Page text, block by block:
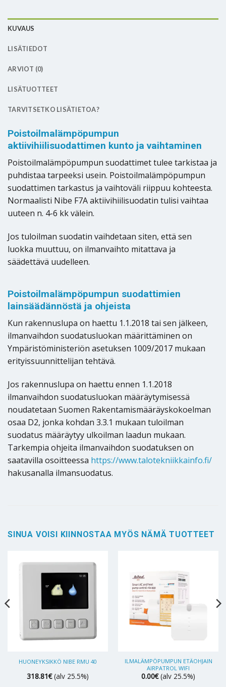
KUVAUS
LISÄTIEDOT
ARVIOT (0)
LISÄTUOTTEET
TARVITSETKO LISÄTIETOA?
Poistoilmalämpöpumpun
aktiivihiilisuodattimen kunto ja vaihtaminen
Poistoilmalämpöpumpun suodattimet tulee tarkistaa ja
puhdistaa tarpeeksi usein. Poistoilmalämpöpumpun
suodattimen tarkastus ja vaihtoväli riippuu kohteesta.
Normaalisti Nibe F7A aktiivihiilisuodatin tulisi vaihtaa
uuteen n. 4-6 kk välein.
Jos tuloilman suodatin vaihdetaan siten, että sen
luokka muuttuu, on ilmanvaihto mitattava ja
säädettävä uudelleen.
Poistoilmalämpöpumpun suodattimien
lainsäädännöstä ja ohjeista
Kun rakennuslupa on haettu 1.1.2018 tai sen jälkeen,
ilmanvaihdon suodatusluokan määrittäminen on
Ympäristöministeriön asetuksen 1009/2017 mukaan
erityissuunnittelijan tehtävä.
Jos rakennuslupa on haettu ennen 1.1.2018
ilmanvaihdon suodatusluokan määräytymisessä
noudatetaan Suomen Rakentamismääräyskokoelman
osaa D2, jonka kohdan 3.3.1 mukaan tuloilman
suodatus määräytyy ulkoilman laadun mukaan.
Tarkempia ohjeita ilmanvaihdon suodatuksen on
saatavilla osoitteessa https://www.talotekniikkainfo.fi/
hakusanalla ilmansuodatus.
SINUA VOISI KIINNOSTAA MYÖS NÄMÄ TUOTTEET
HUONEYKSIKKÖ NIBE RMU 40
318.81€ (alv 25.5%)
ILMALÄMPÖPUMPUN ETÄOHJAIN
AIRPATROL WIFI
0.00€ (alv 25.5%)